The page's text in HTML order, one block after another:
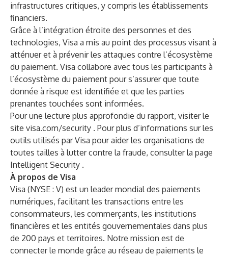
infrastructures critiques, y compris les établissements
financiers.
Grâce à l’intégration étroite des personnes et des
technologies, Visa a mis au point des processus visant à
atténuer et à prévenir les attaques contre l’écosystème
du paiement. Visa collabore avec tous les participants à
l’écosystème du paiement pour s’assurer que toute
donnée à risque est identifiée et que les parties
prenantes touchées sont informées.
Pour une lecture plus approfondie du rapport, visiter le
site visa.com/security . Pour plus d’informations sur les
outils utilisés par Visa pour aider les organisations de
toutes tailles à lutter contre la fraude, consulter la page
Intelligent Security .
À propos de Visa
Visa (NYSE : V) est un leader mondial des paiements
numériques, facilitant les transactions entre les
consommateurs, les commerçants, les institutions
financières et les entités gouvernementales dans plus
de 200 pays et territoires. Notre mission est de
connecter le monde grâce au réseau de paiements le